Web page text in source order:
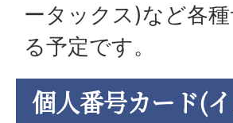
ータックス)など各
る予定です。
個人番号カード(